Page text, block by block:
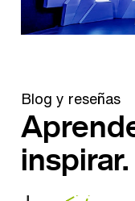
Blog y reseñas
inspirar.